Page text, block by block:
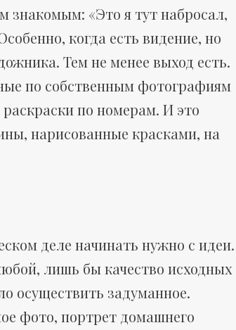
знакомым: «Это я тут набросал,
когда есть видение, но
Тем не менее выход есть.
по собственным фотографиям
по номерам. И это
нарисованные красками, на
деле начинать нужно с идеи.
лишь бы качество исходных
осуществить задуманное.
фото, портрет домашнего